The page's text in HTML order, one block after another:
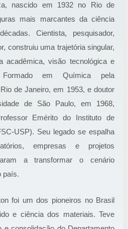
nascido em 1932 no Rio de
mais marcantes da ciência
Cientista, pesquisador,
construiu uma trajetória singular,
acadêmica, visão tecnológica e
Formado em Química pela
de Janeiro, em 1953, e doutor
de São Paulo, em 1968,
Emérito do Instituto de
USP). Seu legado se espalha
empresas e projetos
a transformar o cenário
país.
foi um dos pioneiros no Brasil
e ciência dos materiais. Teve